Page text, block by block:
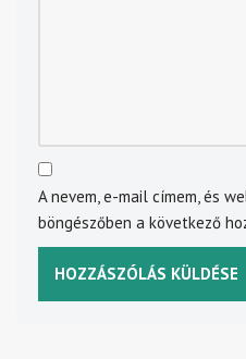
A nevem, e-mail címem, és
böngészőben a következő